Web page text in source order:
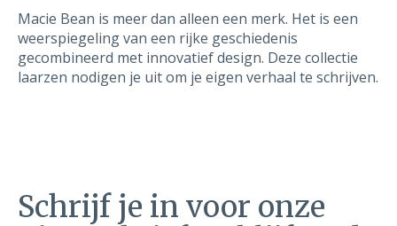
Macie Bean is meer dan alleen een merk. Het is een
weerspiegeling van een rijke geschiedenis
gecombineerd met innovatief design. Deze collectie
laarzen nodigen je uit om je eigen verhaal te schrijven.
Schrijf je in voor onze